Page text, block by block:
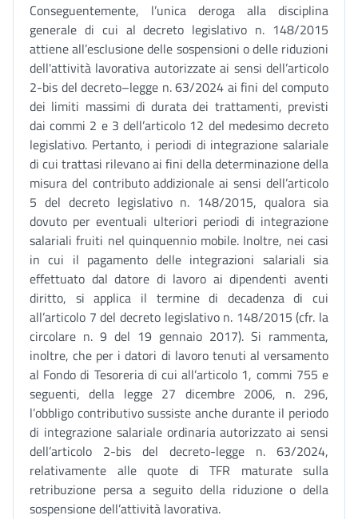
Conseguentemente, l’unica deroga alla disciplina
generale di cui al decreto legislativo n. 148/2015
attiene all’esclusione delle sospensioni o delle riduzioni
dell'attività lavorativa autorizzate ai sensi dell’articolo
2-bis del decreto–legge n. 63/2024 ai fini del computo
dei limiti massimi di durata dei trattamenti, previsti
dai commi 2 e 3 dell’articolo 12 del medesimo decreto
legislativo. Pertanto, i periodi di integrazione salariale
di cui trattasi rilevano ai fini della determinazione della
misura del contributo addizionale ai sensi dell’articolo
5 del decreto legislativo n. 148/2015, qualora sia
dovuto per eventuali ulteriori periodi di integrazione
salariali fruiti nel quinquennio mobile. Inoltre, nei casi
in cui il pagamento delle integrazioni salariali sia
effettuato dal datore di lavoro ai dipendenti aventi
diritto, si applica il termine di decadenza di cui
all’articolo 7 del decreto legislativo n. 148/2015 (cfr. la
circolare n. 9 del 19 gennaio 2017). Si rammenta,
inoltre, che per i datori di lavoro tenuti al versamento
al Fondo di Tesoreria di cui all’articolo 1, commi 755 e
seguenti, della legge 27 dicembre 2006, n. 296,
l’obbligo contributivo sussiste anche durante il periodo
di integrazione salariale ordinaria autorizzato ai sensi
dell’articolo 2-bis del decreto-legge n. 63/2024,
relativamente alle quote di TFR maturate sulla
retribuzione persa a seguito della riduzione o della
sospensione dell’attività lavorativa.